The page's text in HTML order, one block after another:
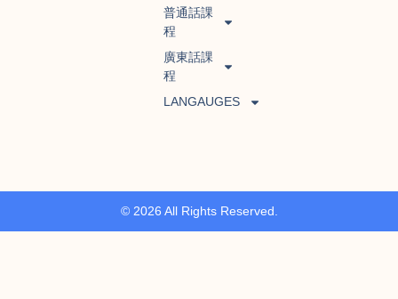
普通話課
程
廣東話課
程
LANGAUGES
© 2026 All Rights Reserved.